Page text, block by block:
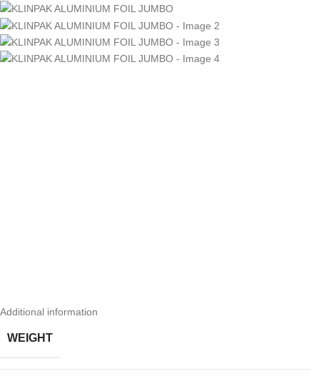
Additional information
WEIGHT